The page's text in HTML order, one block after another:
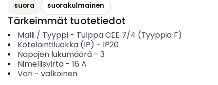
suora suorakulmainen
Tärkeimmät tuotetiedot
Malli / Tyyppi- Tulppa CEE 7/4 (Tyyppiä F)
Kotelointiluokka (IP) - IP20
Napojen lukumäärä- 3
Nimellisvirta- 16 A
Väri- valkoinen